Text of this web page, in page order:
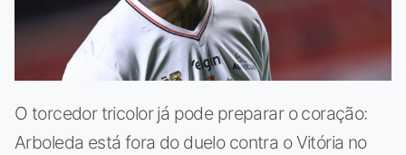
O torcedor tricolor já pode preparar o coração:
Arboleda está fora do duelo contra o Vitória no